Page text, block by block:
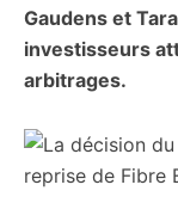
Gaudens et
investisseurs
arbitrages.